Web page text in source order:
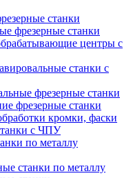
станки
фрезерные станки
центры с
станки с
фрезерные станки
фрезерные станки
кромки, фаски
с ЧПУ
по металлу
станки по металлу